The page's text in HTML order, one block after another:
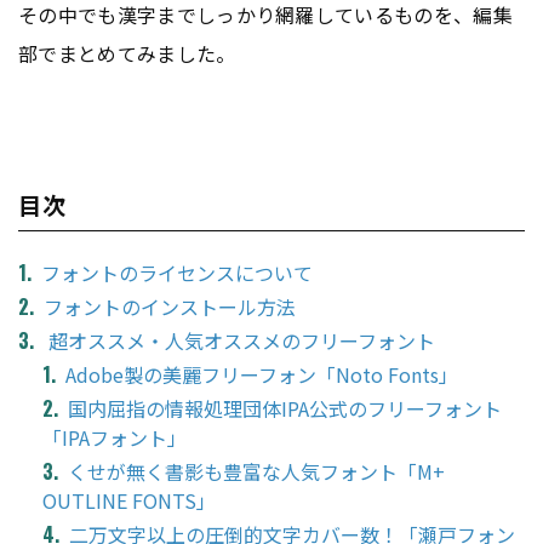
その中でも漢字までしっかり網羅しているものを、編集
部でまとめてみました。
目次
フォントのライセンスについて
フォントのインストール方法
超オススメ・人気オススメのフリーフォント
Adobe製の美麗フリーフォン「Noto Fonts」
国内屈指の情報処理団体IPA公式のフリーフォント
「IPAフォント」
くせが無く書影も豊富な人気フォント「M+
OUTLINE FONTS」
二万文字以上の圧倒的文字カバー数！「瀬戸フォン